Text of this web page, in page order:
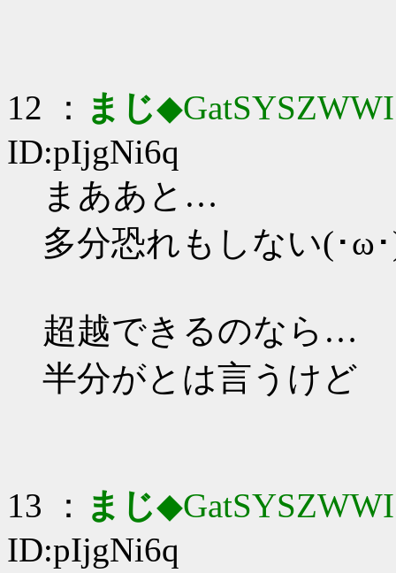
12 ： まじ◆GatSYSZWWI
ID:pIjgNi6q
まああと…
多分恐れもしない(･ω
超越できるのなら…
半分がとは言うけど
13 ： まじ◆GatSYSZWWI
ID:pIjgNi6q